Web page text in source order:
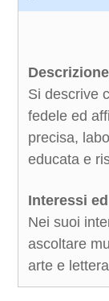
Si descrive
fedele ed
precisa,
educata e
Interessi
Nei suoi
ascoltare
arte e